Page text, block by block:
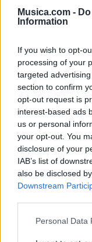
Musica.com -
Information
If you wish to opt-
processing of your
targeted
section to confirm
opt-out request is
interest-based ads
us or personal
your opt-out. You
disclosure of your
IAB’s list of
also be disclosed
Downstream
Personal Data